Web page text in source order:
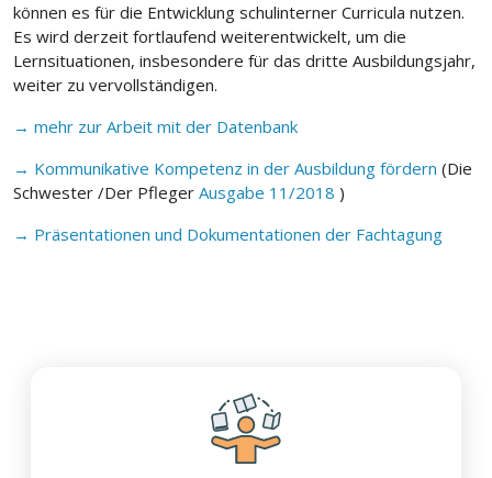
können es für die Entwicklung schulinterner Curricula nutzen.
Es wird derzeit fortlaufend weiterentwickelt, um die
Lernsituationen, insbesondere für das dritte Ausbildungsjahr,
weiter zu vervollständigen.
→ mehr zur Arbeit mit der Datenbank
→ Kommunikative Kompetenz in der Ausbildung fördern (Die
Schwester /Der Pfleger Ausgabe 11/2018 )
→ Präsentationen und Dokumentationen der Fachtagung